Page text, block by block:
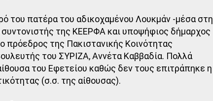
του πατέρα του αδικοχαμένου Λουκμάν -μέσα στη
συντονιστής της ΚΕΕΡΦΑ και υποψήφιος δήμαρχος
πρόεδρος της Πακιστανικής Κοινότητας
του ΣΥΡΙΖΑ, Αννέτα Καββαδία. Πολλά
του Εφετείου καθώς δεν τους επιτράπηκε η
(σ.σ. της αίθουσας).